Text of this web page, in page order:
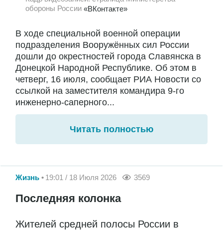
обороны России «ВКонтакте»
В ходе специальной военной операции
подразделения Вооружённых сил России
дошли до окрестностей города Славянска в
Донецкой Народной Республике. Об этом в
четверг, 16 июля, сообщает РИА Новости со
ссылкой на заместителя командира 9-го
инженерно-саперного...
Читать полностью
Жизнь 19:01 / 18 Июля 2026 3569
Последняя колонка
Жителей средней полосы России в